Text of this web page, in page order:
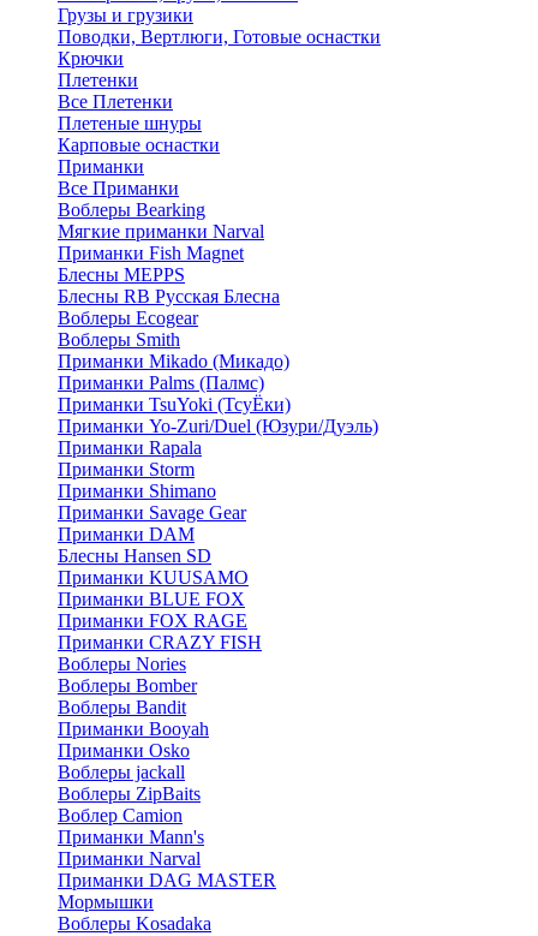
Грузы и грузики
Поводки, Вертлюги, Готовые оснастки
Крючки
Плетенки
Все Плетенки
Плетеные шнуры
Карповые оснастки
Приманки
Все Приманки
Воблеры Bearking
Мягкие приманки Narval
Приманки Fish Magnet
Блесны MEPPS
Блесны RB Русская Блесна
Воблеры Ecogear
Воблеры Smith
Приманки Mikado (Микадо)
Приманки Palms (Палмс)
Приманки TsuYoki (ТсуЁки)
Приманки Yo-Zuri/Duel (Юзури/Дуэль)
Приманки Rapala
Приманки Storm
Приманки Shimano
Приманки Savage Gear
Приманки DAM
Блесны Hansen SD
Приманки KUUSAMO
Приманки BLUE FOX
Приманки FOX RAGE
Приманки CRAZY FISH
Воблеры Nories
Воблеры Bomber
Воблеры Bandit
Приманки Booyah
Приманки Osko
Воблеры jackall
Воблеры ZipBaits
Воблер Camion
Приманки Mann's
Приманки Narval
Приманки DAG MASTER
Мормышки
Воблеры Kosadaka